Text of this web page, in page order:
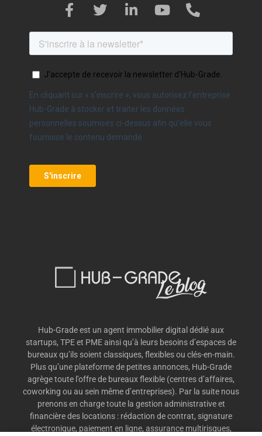
Hub-Grade est un agent immobilier digital dédié aux
startups, TPE et PME ainsi qu’à leurs besoins d’espaces de
bureaux qu’ils soient classiques, flexibles ou clés-en-main.
Plus qu’une plateforme de petites annonces, Hub-Grade
agrège toute l’offre de bureaux flexible (centres d’affaires,
coworking ou au sein même d’entreprises). Par la suite nous
prenons en charge toute la gestion administrative et
financière des locations : rédaction de contrat, signature
électronique, paiement en ligne, assurance multirisques,